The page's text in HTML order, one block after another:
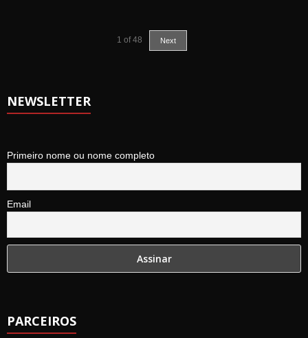
1 of 48 Next
NEWSLETTER
Primeiro nome ou nome completo
Email
PARCEIROS